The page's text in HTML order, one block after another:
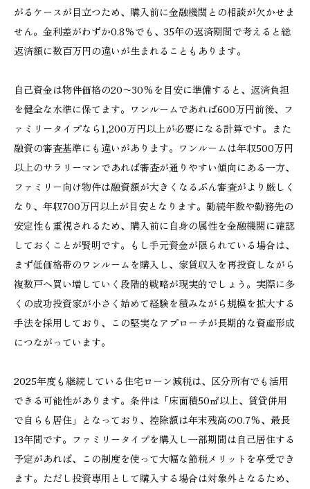
がるケースが目立つため、購入前に金融機関との相談が欠かせま
せん。金利差がわずか0.8%でも、35年の返済期間で考えると総
返済額に数百万円の違いが生まれることもあります。
自己資金は物件価格の20〜30%を目安に準備すると、返済負担
を健全な水準に保てます。ワンルームであれば600万円前後、フ
ァミリータイプなら1,200万円以上が必要になる計算です。また
融資の審査基準にも違いがあります。ワンルームは年収500万円
以上のサラリーマンであれば審査が通りやすい傾向にある一方、
ファミリー向け物件は融資額が大きくなるぶん審査がより厳しく
なり、年収700万円以上が目安となります。勤続年数や勤務先の
安定性も重視されるため、購入前に自身の属性を金融機関に確認
しておくことが賢明です。もし手元資金が限られている場合は、
まず低価格帯のワンルームを購入し、家賃収入を再投資しながら
複数戸へ買い増していく段階的戦略が現実的でしょう。実際に多
くの成功投資家が小さく始めて経験を積みながら規模を拡大する
手法を採用しており、この堅実なアプローチが長期的な資産形成
につながっています。
2025年度も継続している住宅ローン減税は、区分所有でも活用
できる可能性があります。条件は「床面積50㎡以上、賃貸併用
で自らも居住」となっており、控除額は年末残高の0.7%、最長
13年間です。ファミリータイプを購入し一部期間は自己居住する
予定があれば、この制度を使って大幅な節税メリットを享受でき
ます。ただし投資専用として購入する場合は対象外となるため、